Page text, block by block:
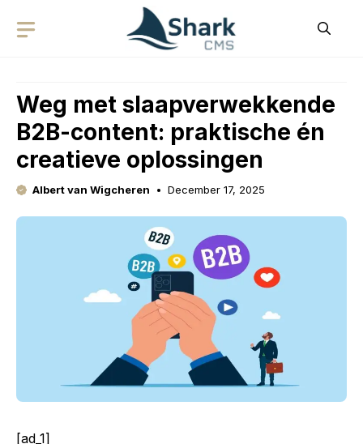
Weg met slaapverwekkende
B2B-content: praktische én
creatieve oplossingen
Albert van Wigcheren December 17, 2025
[ad_1]